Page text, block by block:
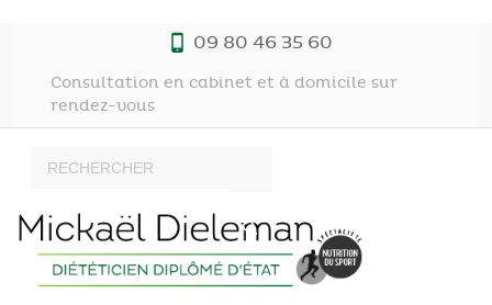
09 80 46 35 60
Consultation en cabinet et à domicile sur
rendez-vous